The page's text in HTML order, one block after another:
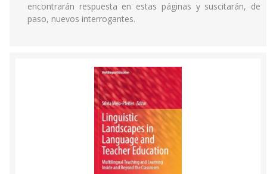
encontrarán respuesta en estas páginas y suscitarán, de
paso, nuevos interrogantes.